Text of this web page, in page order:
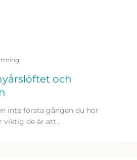
och
inte första gången du hör
viktig de är att…